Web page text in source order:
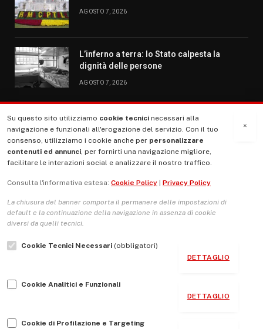
AGOSTO 7, 2026
L’inferno a terra: lo Stato calpesta la
dignità delle persone
AGOSTO 7, 2026
MENU
La Nostra Storia
Le Copertine
L’Associazione
Indirizzo Socio Politico Culturale
Guida per le autrici e gli autori
×
Su questo sito utilizziamo cookie tecnici necessari alla
navigazione e funzionali all'erogazione del servizio. Con il tuo
consenso, utilizziamo i cookie anche per personalizzare
contenuti ed annunci, per fornirti una navigazione migliore,
facilitare le interazioni social e analizzare il nostro traffico.
Consulta l'informativa estesa: Cookie Policy Privacy Policy
La chiusura del banner comporta il permanere delle impostazioni di
default e la continuazione della navigazione in assenza di cookie
diversi da quelli tecnici.
Cookie Tecnici Necessari (obbligatori)
DETTAGLIO
Cookie Analitici e Funzionali
DETTAGLIO
Cookie di Profilazione e Targeting